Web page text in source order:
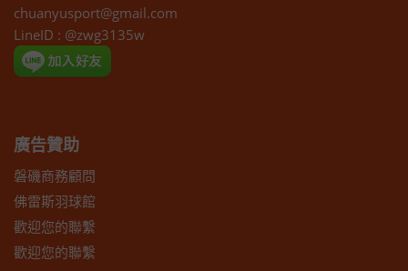
chuanyusport@gmail.com
LineID : @zwg3135w
廣告贊助
磐磯商務顧問
佛雷斯羽球館
歡迎您的聯繫
歡迎您的聯繫